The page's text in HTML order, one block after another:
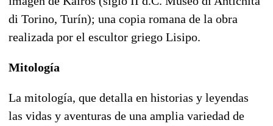
di Torino, Turín); una copia romana de la obra
realizada por el escultor griego Lisipo.
Mitología
La mitología, que detalla en historias y leyendas
las vidas y aventuras de una amplia variedad de